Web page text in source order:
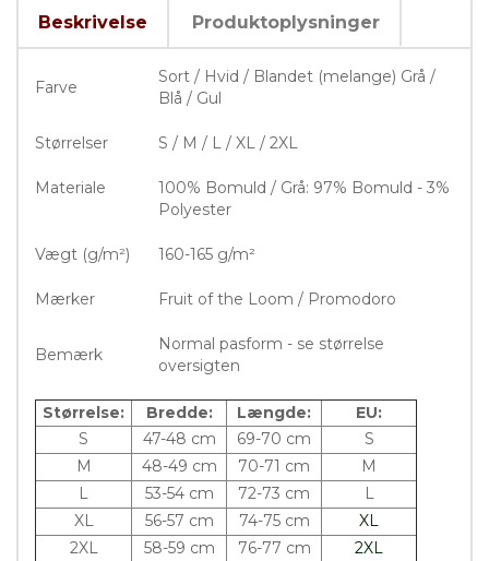
Beskrivelse Produktoplysninger
Farve
Sort / Hvid / Blandet (melange) Grå /
Blå / Gul
Størrelser S / M / L / XL / 2XL
Materiale
100% Bomuld / Grå: 97% Bomuld - 3%
Polyester
Vægt (g/m²) 160-165 g/m²
Mærker Fruit of the Loom / Promodoro
Bemærk
Normal pasform - se størrelse
oversigten
Størrelse: Bredde: Længde:
EU:
S
47-48 cm 69-70 cm
S
M
48-49 cm 70-71 cm
M
L
53-54 cm 72-73 cm
L
XL
56-57 cm 74-75 cm
XL
2XL
58-59 cm 76-77 cm 2XL